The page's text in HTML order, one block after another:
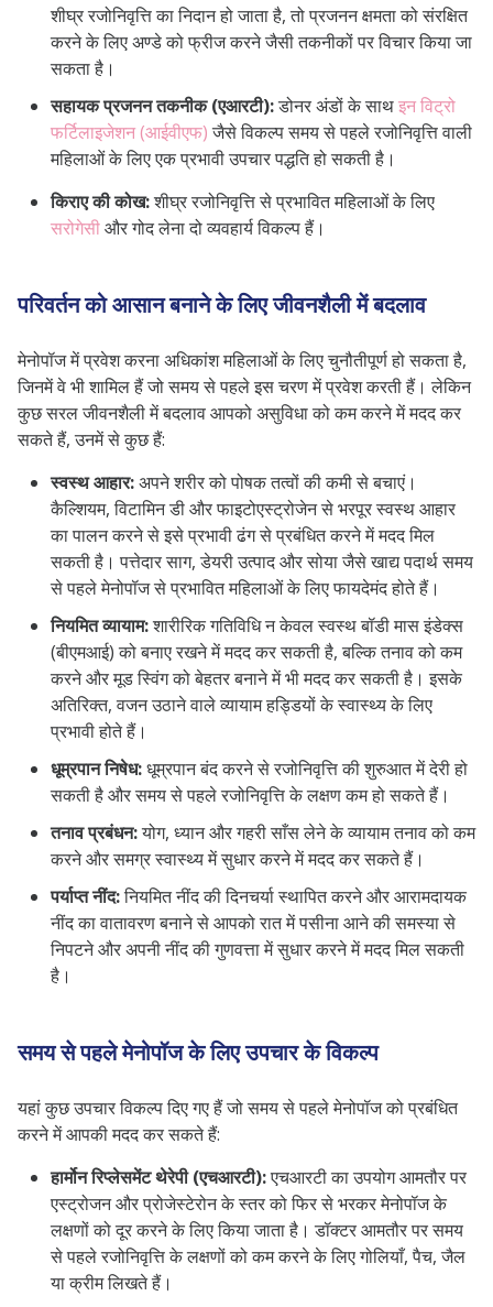
शीघ्र रजोनिवृत्ति का निदान हो जाता है, तो प्रजनन क्षमता को संरक्षित
करने के लिए अण्डे को फ्रीज करने जैसी तकनीकों पर विचार किया जा
सकता है।
सहायक प्रजनन तकनीक (एआरटी):डोनर अंडों के साथइन विट्रो
फर्टिलाइजेशन (आईवीएफ)जैसे विकल्प समय से पहले रजोनिवृत्ति वाली
महिलाओं के लिए एक प्रभावी उपचार पद्धति हो सकती है।
किराए की कोख:शीघ्र रजोनिवृत्ति से प्रभावित महिलाओं के लिए
सरोगेसीऔर गोद लेना दो व्यवहार्य विकल्प हैं।
परिवर्तन को आसान बनाने के लिए जीवनशैली में बदलाव
मेनोपॉज में प्रवेश करना अधिकांश महिलाओं के लिए चुनौतीपूर्ण हो सकता है,
जिनमें वे भी शामिल हैं जो समय से पहले इस चरण में प्रवेश करती हैं। लेकिन
कुछ सरल जीवनशैली में बदलाव आपको असुविधा को कम करने में मदद कर
सकते हैं, उनमें से कुछ हैं:
स्वस्थ आहार:अपने शरीर को पोषक तत्वों की कमी से बचाएं।
कैल्शियम, विटामिन डी और फाइटोएस्ट्रोजेन से भरपूर स्वस्थ आहार
का पालन करने से इसे प्रभावी ढंग से प्रबंधित करने में मदद मिल
सकती है। पत्तेदार साग, डेयरी उत्पाद और सोया जैसे खाद्य पदार्थ समय
से पहले मेनोपॉज से प्रभावित महिलाओं के लिए फायदेमंद होते हैं।
नियमित व्यायाम:शारीरिक गतिविधि न केवल स्वस्थ बॉडी मास इंडेक्स
(बीएमआई) को बनाए रखने में मदद कर सकती है, बल्कि तनाव को कम
करने और मूड स्विंग को बेहतर बनाने में भी मदद कर सकती है। इसके
अतिरिक्त, वजन उठाने वाले व्यायाम हड्डियों के स्वास्थ्य के लिए
प्रभावी होते हैं।
धूम्रपान निषेध:धूम्रपान बंद करने से रजोनिवृत्ति की शुरुआत में देरी हो
सकती है और समय से पहले रजोनिवृत्ति के लक्षण कम हो सकते हैं।
तनाव प्रबंधन:योग, ध्यान और गहरी साँस लेने के व्यायाम तनाव को कम
करने और समग्र स्वास्थ्य में सुधार करने में मदद कर सकते हैं।
पर्याप्त नींद:नियमित नींद की दिनचर्या स्थापित करने और आरामदायक
नींद का वातावरण बनाने से आपको रात में पसीना आने की समस्या से
निपटने और अपनी नींद की गुणवत्ता में सुधार करने में मदद मिल सकती
है।
समय से पहले मेनोपॉज के लिए उपचार के विकल्प
यहां कुछ उपचार विकल्प दिए गए हैं जो समय से पहले मेनोपॉज को प्रबंधित
करने में आपकी मदद कर सकते हैं:
हार्मोन रिप्लेसमेंट थेरेपी (एचआरटी):एचआरटी का उपयोग आमतौर पर
एस्ट्रोजन और प्रोजेस्टेरोन के स्तर को फिर से भरकर मेनोपॉज के
लक्षणों को दूर करने के लिए किया जाता है। डॉक्टर आमतौर पर समय
से पहले रजोनिवृत्ति के लक्षणों को कम करने के लिए गोलियाँ, पैच, जैल
या क्रीम लिखते हैं।